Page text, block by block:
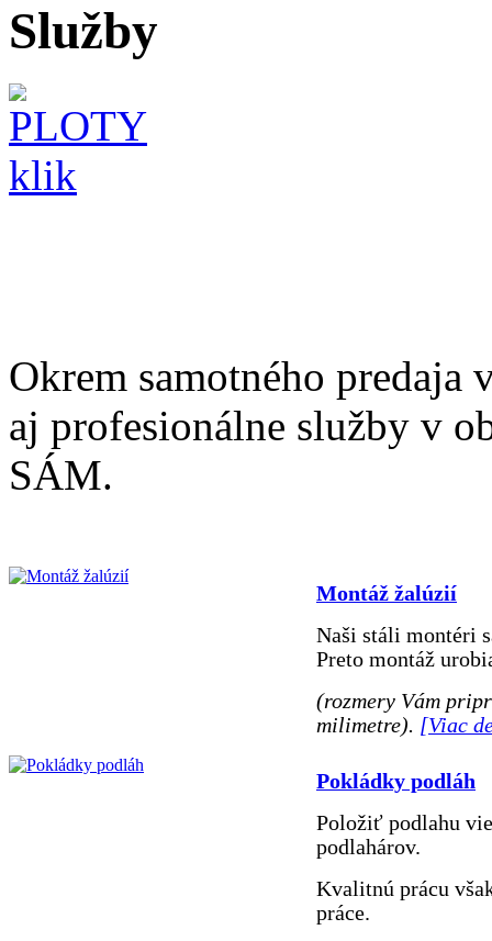
Služby
Okrem samotného
aj profesionálne služby v
SÁM.
Montáž žalúzií
Naši stáli montéri
Preto montáž
(rozmery Vám
milimetre). [Viac
Pokládky podláh
Položiť podlahu
podlahárov.
Kvalitnú prácu
práce.